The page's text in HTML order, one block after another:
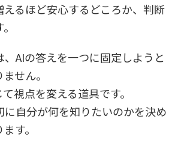
えるほど安心するどころか、判断
、AIの答えを一つに固定しようと
せん。
視点を変える道具です。
に自分が何を知りたいのかを決め
す。